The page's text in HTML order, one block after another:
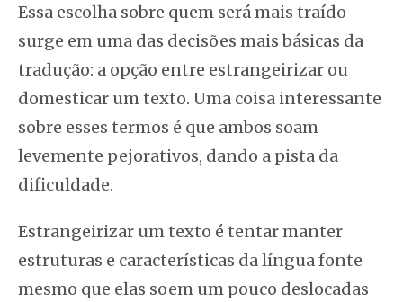
Essa escolha sobre quem será mais traído
surge em uma das decisões mais básicas da
tradução: a opção entre estrangeirizar ou
domesticar um texto. Uma coisa interessante
sobre esses termos é que ambos soam
levemente pejorativos, dando a pista da
dificuldade.
Estrangeirizar um texto é tentar manter
estruturas e características da língua fonte
mesmo que elas soem um pouco deslocadas